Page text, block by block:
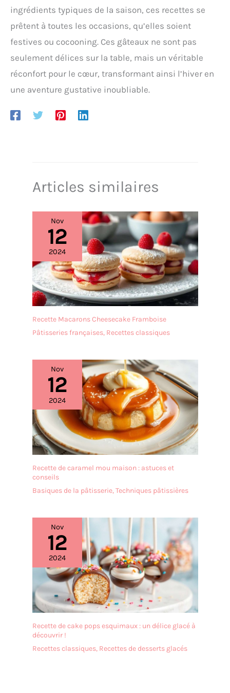
ingrédients typiques de la saison, ces recettes se
prêtent à toutes les occasions, qu’elles soient
festives ou cocooning. Ces gâteaux ne sont pas
seulement délices sur la table, mais un véritable
réconfort pour le cœur, transformant ainsi l’hiver en
une aventure gustative inoubliable.
Articles similaires
Nov
12
2024
Recette Macarons Cheesecake Framboise
Pâtisseries françaises, Recettes classiques
Nov
12
2024
Recette de caramel mou maison : astuces et
conseils
Basiques de la pâtisserie,Techniques pâtissières
Nov
12
2024
Recette de cake pops esquimaux : un délice glacé à
découvrir !
Recettes classiques, Recettes de desserts glacés